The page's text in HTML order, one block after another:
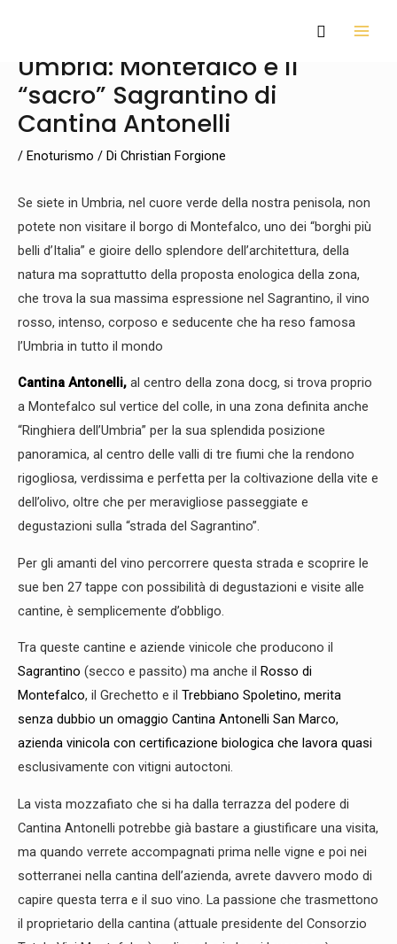
contenuto
Cerca
Umbria: Montefalco e il
“sacro” Sagrantino di
Cantina Antonelli
/ Enoturismo / Di Christian Forgione
Se siete in Umbria, nel cuore verde della nostra penisola, non
potete non visitare il borgo di Montefalco, uno dei “borghi più
belli d’Italia” e gioire dello splendore dell’architettura, della
natura ma soprattutto della proposta enologica della zona,
che trova la sua massima espressione nel Sagrantino, il vino
rosso, intenso, corposo e seducente che ha reso famosa
l’Umbria in tutto il mondo
Cantina Antonelli, al centro della zona docg, si trova proprio
a Montefalco sul vertice del colle, in una zona definita anche
“Ringhiera dell’Umbria” per la sua splendida posizione
panoramica, al centro delle valli di tre fiumi che la rendono
rigogliosa, verdissima e perfetta per la coltivazione della vite e
dell’olivo, oltre che per meravigliose passeggiate e
degustazioni sulla “strada del Sagrantino”.
Per gli amanti del vino percorrere questa strada e scoprire le
sue ben 27 tappe con possibilità di degustazioni e visite alle
cantine, è semplicemente d’obbligo.
Tra queste cantine e aziende vinicole che producono il
Sagrantino (secco e passito) ma anche il Rosso di
Montefalco, il Grechetto e il Trebbiano Spoletino, merita
senza dubbio un omaggio Cantina Antonelli San Marco,
azienda vinicola con certificazione biologica che lavora quasi
esclusivamente con vitigni autoctoni.
La vista mozzafiato che si ha dalla terrazza del podere di
Cantina Antonelli potrebbe già bastare a giustificare una visita,
ma quando verrete accompagnati prima nelle vigne e poi nei
sotterranei nella cantina dell’azienda, avrete davvero modo di
capire questa terra e il suo vino. La passione che trasmettono
il proprietario della cantina (attuale presidente del Consorzio